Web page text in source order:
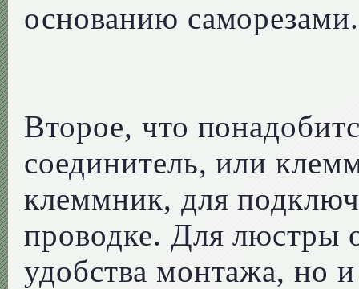
основанию саморезами.
Второе, что
соединитель, или
клеммник, для
проводке. Для люстры
удобства монтажа, но